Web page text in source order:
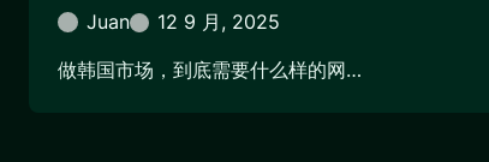
Juan
12 9 月, 2025
做韩国市场，到底需要什么样的网…